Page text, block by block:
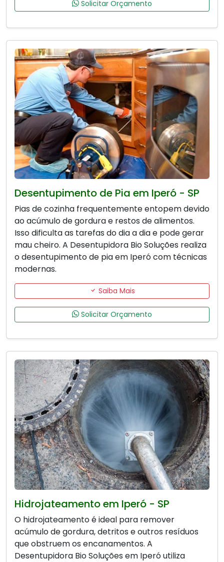
Solicitar Orçamento
Desentupimento de Pia em Iperó - SP
Pias de cozinha frequentemente entopem devido
ao acúmulo de gordura e restos de alimentos.
Isso dificulta as tarefas do dia a dia e pode gerar
mau cheiro. A Desentupidora Bio Soluções realiza
o desentupimento de pia em Iperó com técnicas
modernas.
Saiba Mais
Solicitar Orçamento
Hidrojateamento em Iperó - SP
O hidrojateamento é ideal para remover
acúmulo de gordura, detritos e outros resíduos
que obstruem os encanamentos. A
Desentupidora Bio Soluções em Iperó utiliza